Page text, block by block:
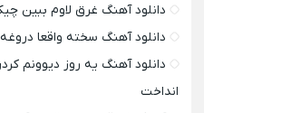
دانلود آهنگ غرق لاوم ببین
دانلود آهنگ سخته واقعا
دانلود آهنگ یه روز دیوونم
انداخت